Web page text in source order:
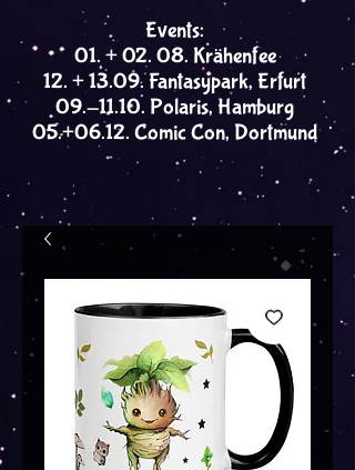
Events:
01. + 02. 08. Krähenfee
12. + 13.09. Fantasypark, Erfurt
09.-11.10. Polaris, Hamburg
05.+06.12. Comic Con, Dortmund